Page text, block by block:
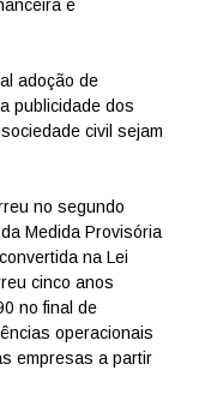
e
adoção de
publicidade dos
civil sejam
no segundo
Medida Provisória
na Lei
cinco anos
no final de
operacionais
empresas a partir